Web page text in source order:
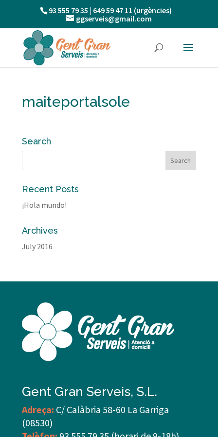
93 555 79 35 | 649 59 47 11 (urgències)
ggserveis@gmail.com
maiteportalsole
Search
Recent Posts
¡Hola mundo!
Archives
July 2016
Gent Gran Serveis, S.L.
Adreça: C/ Calàbria 58-60 La Garriga
(08530)